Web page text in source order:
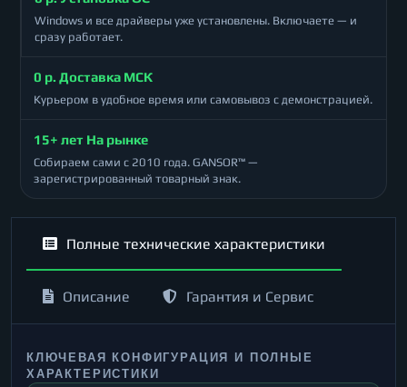
Windows и все драйверы уже установлены. Включаете — и
сразу работает.
0 р. Доставка МСК
Курьером в удобное время или самовывоз с демонстрацией.
15+ лет На рынке
Собираем сами с 2010 года. GANSOR™ —
зарегистрированный товарный знак.
Полные технические характеристики
Описание Гарантия и Сервис
КЛЮЧЕВАЯ КОНФИГУРАЦИЯ И ПОЛНЫЕ
ХАРАКТЕРИСТИКИ